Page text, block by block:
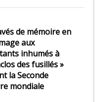
de mémoire en
aux
inhumés à
des fusillés »
la Seconde
mondiale